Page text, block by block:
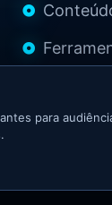
Marketer
para